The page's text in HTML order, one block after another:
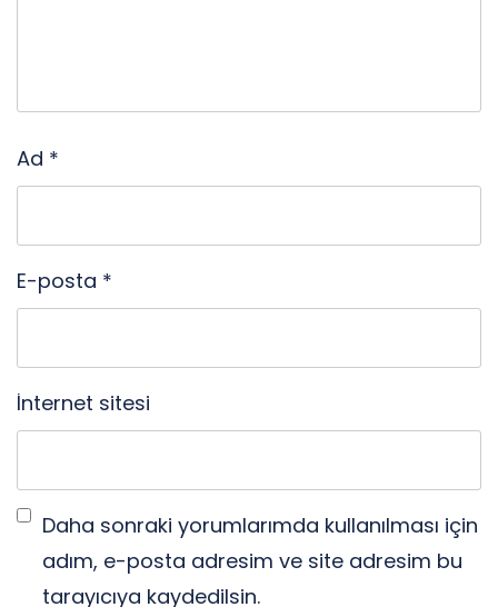
Ad *
E-posta *
İnternet sitesi
Daha sonraki yorumlarımda kullanılması için
adım, e-posta adresim ve site adresim bu
tarayıcıya kaydedilsin.